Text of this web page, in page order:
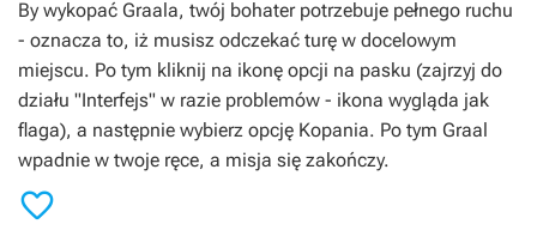
By wykopać Graala, twój bohater potrzebuje pełnego ruchu
- oznacza to, iż musisz odczekać turę w docelowym
miejscu. Po tym kliknij na ikonę opcji na pasku (zajrzyj do
działu "Interfejs" w razie problemów - ikona wygląda jak
flaga), a następnie wybierz opcję Kopania. Po tym Graal
wpadnie w twoje ręce, a misja się zakończy.
